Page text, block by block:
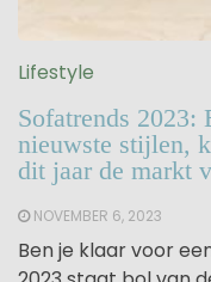
Lifestyle
Sofatrends 2023:
nieuwste stijlen,
dit jaar de markt
NOVEMBER 6, 2023
Ben je klaar voor